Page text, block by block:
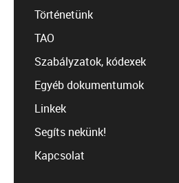
Történetünk
TAO
Szabályzatok, kódexek
Egyéb dokumentumok
Linkek
Segíts nekünk!
Kapcsolat